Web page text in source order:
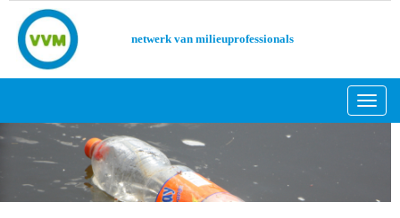
netwerk van milieuprofessionals